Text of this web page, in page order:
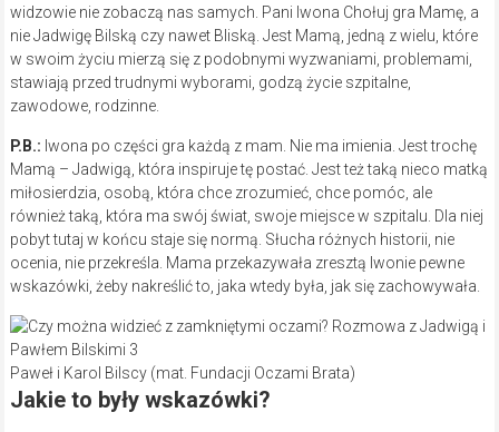
widzowie nie zobaczą nas samych. Pani Iwona Chołuj gra Mamę, a
nie Jadwigę Bilską czy nawet Bliską. Jest Mamą, jedną z wielu, które
w swoim życiu mierzą się z podobnymi wyzwaniami, problemami,
stawiają przed trudnymi wyborami, godzą życie szpitalne,
zawodowe, rodzinne.
P.B.: Iwona po części gra każdą z mam. Nie ma imienia. Jest trochę
Mamą – Jadwigą, która inspiruje tę postać. Jest też taką nieco matką
miłosierdzia, osobą, która chce zrozumieć, chce pomóc, ale
również taką, która ma swój świat, swoje miejsce w szpitalu. Dla niej
pobyt tutaj w końcu staje się normą. Słucha różnych historii, nie
ocenia, nie przekreśla. Mama przekazywała zresztą Iwonie pewne
wskazówki, żeby nakreślić to, jaka wtedy była, jak się zachowywała.
Paweł i Karol Bilscy (mat. Fundacji Oczami Brata)
Jakie to były wskazówki?